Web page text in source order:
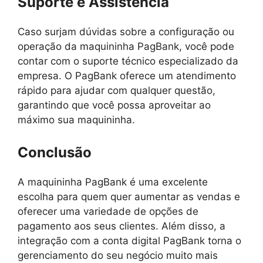
Caso surjam dúvidas sobre a configuração ou
operação da maquininha PagBank, você pode
contar com o suporte técnico especializado da
empresa. O PagBank oferece um atendimento
rápido para ajudar com qualquer questão,
garantindo que você possa aproveitar ao
máximo sua maquininha.
Conclusão
A maquininha PagBank é uma excelente
escolha para quem quer aumentar as vendas e
oferecer uma variedade de opções de
pagamento aos seus clientes. Além disso, a
integração com a conta digital PagBank torna o
gerenciamento do seu negócio muito mais